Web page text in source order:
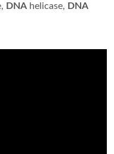
DNA helicase, DNA